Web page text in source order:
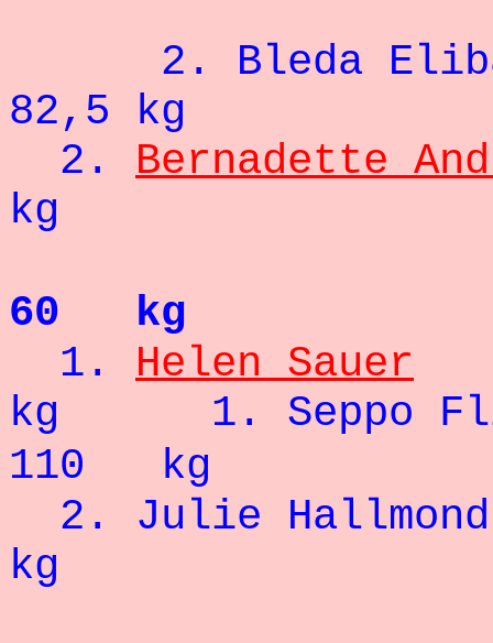
2.
82,5 kg
2. Bernadette
kg
60 kg
1. Helen Sauer
kg 1.
110 kg
2. Julie
kg